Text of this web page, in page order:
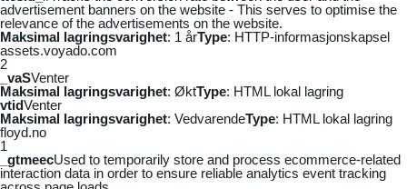
advertisement banners on the website - This serves to optimise the
relevance of the advertisements on the website.
Maksimal lagringsvarighet: 1 årType: HTTP-informasjonskapsel
assets.voyado.com
2
_vaSVenter
Maksimal lagringsvarighet: ØktType: HTML lokal lagring
vtidVenter
Maksimal lagringsvarighet: VedvarendeType: HTML lokal lagring
floyd.no
1
_gtmeecUsed to temporarily store and process ecommerce-related
interaction data in order to ensure reliable analytics event tracking